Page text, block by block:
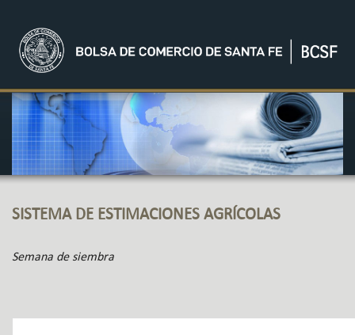
SISTEMA DE ESTIMACIONES AGRÍCOLAS
Semana de siembra